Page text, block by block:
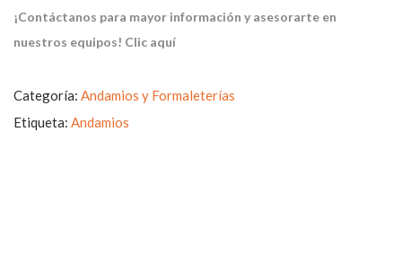
COTIZA TU EQUIPO
¡Contáctanos para mayor información y asesorarte en
nuestros equipos! Clic aquí
Categoría: Andamios y Formaleterías
Etiqueta: Andamios